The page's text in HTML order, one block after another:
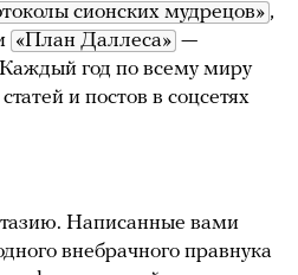
сионских мудрецов» ,
«План Даллеса» —
год по всему миру
и постов в соцсетях
Написанные вами
внебрачного правнука